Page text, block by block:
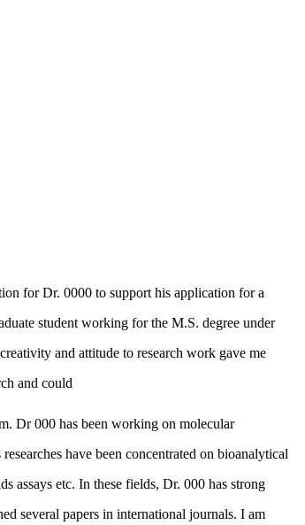
for Dr. 0000 to support his application for a
student working for the M.S. degree under
and attitude to research work gave me
and could
Dr 000 has been working on molecular
have been concentrated on bioanalytical
assays etc. In these fields, Dr. 000 has strong
several papers in international journals. I am